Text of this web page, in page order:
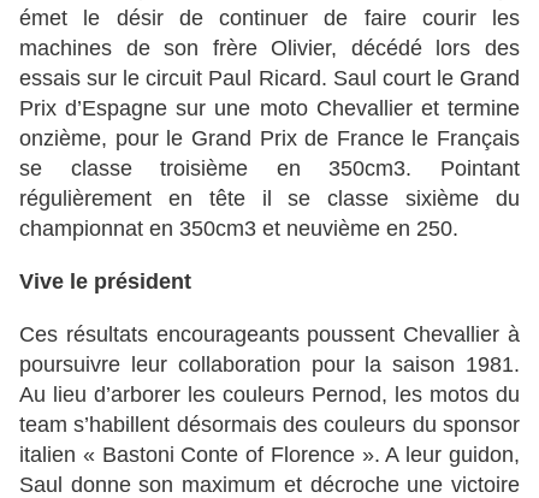
émet le désir de continuer de faire courir les
machines de son frère Olivier, décédé lors des
essais sur le circuit Paul Ricard. Saul court le Grand
Prix d’Espagne sur une moto Chevallier et termine
onzième, pour le Grand Prix de France le Français
se classe troisième en 350cm3. Pointant
régulièrement en tête il se classe sixième du
championnat en 350cm3 et neuvième en 250.
Vive le président
Ces résultats encourageants poussent Chevallier à
poursuivre leur collaboration pour la saison 1981.
Au lieu d’arborer les couleurs Pernod, les motos du
team s’habillent désormais des couleurs du sponsor
italien « Bastoni Conte of Florence ». A leur guidon,
Saul donne son maximum et décroche une victoire